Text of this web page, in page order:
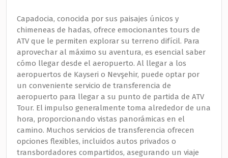
Capadocia, conocida por sus paisajes únicos y
chimeneas de hadas, ofrece emocionantes tours de
ATV que le permiten explorar su terreno difícil. Para
aprovechar al máximo su aventura, es esencial saber
cómo llegar desde el aeropuerto. Al llegar a los
aeropuertos de Kayseri o Nevşehir, puede optar por
un conveniente servicio de transferencia de
aeropuerto para llegar a su punto de partida de ATV
Tour. El impulso generalmente toma alrededor de una
hora, proporcionando vistas panorámicas en el
camino. Muchos servicios de transferencia ofrecen
opciones flexibles, incluidos autos privados o
transbordadores compartidos, asegurando un viaje